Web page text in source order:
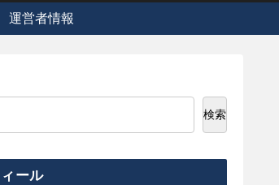
運営者情報
検索
ール